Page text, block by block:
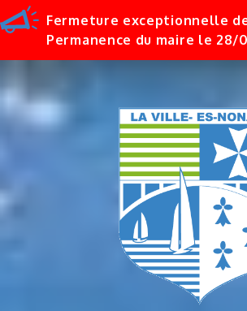
Fermeture exceptionnelle
Permanence du maire le 28/
to
content